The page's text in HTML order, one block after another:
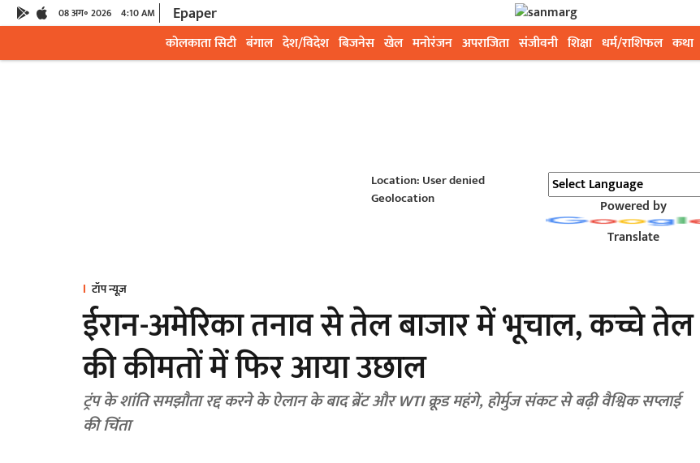
08 अग॰ 2026 4:10 AM Epaper
कोलकाता सिटी बंगाल देश/विदेश बिजनेस खेल मनोरंजन अपराजिता संजीवनी शिक्षा धर्म/राशिफल कथा
Location: User denied
Geolocation
Powered by
Translate
टॉप न्यूज़
ईरान-अमेरिका तनाव से तेल बाजार में भूचाल, कच्चे तेल
की कीमतों में फिर आया उछाल
ट्रंप के शांति समझौता रद्द करने के ऐलान के बाद ब्रेंट और WTI क्रूड महंगे, होर्मुज संकट से बढ़ी वैश्विक सप्लाई
की चिंता